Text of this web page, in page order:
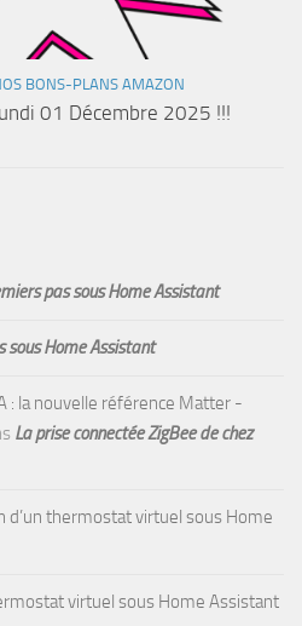
BONS-PLANS AMAZON
01 Décembre 2025 !!!
pas sous Home Assistant
sous Home Assistant
: la nouvelle référence Matter -
La prise connectée ZigBee de chez
d’un thermostat virtuel sous Home
virtuel sous Home Assistant